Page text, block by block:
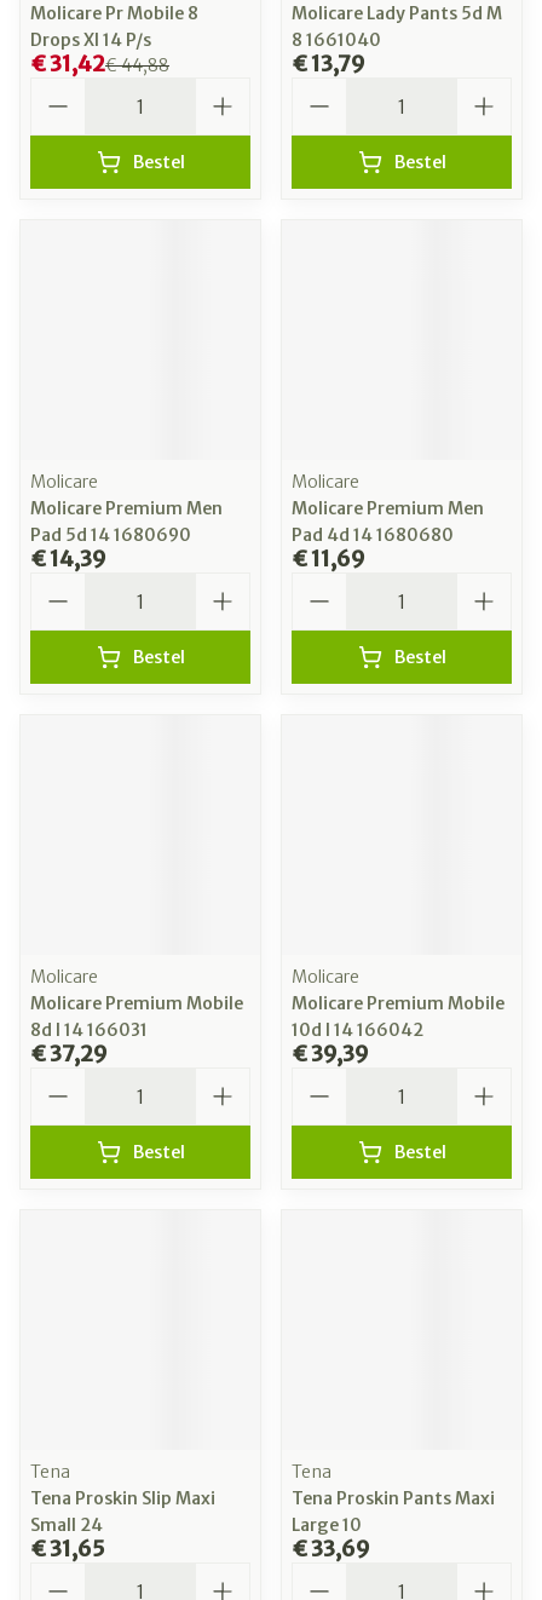
Molicare Pr Mobile 8
Drops Xl 14 P/s
€ 44,88
€ 31,42
Bestel
Molicare Lady Pants 5d M
8 1661040
€ 13,79
Bestel
Molicare
Molicare Premium Men
Pad 5d 14 1680690
€ 14,39
Bestel
Molicare
Molicare Premium Men
Pad 4d 14 1680680
€ 11,69
Bestel
Molicare
Molicare Premium Mobile
8d l 14 166031
€ 37,29
Bestel
Molicare
Molicare Premium Mobile
10d l 14 166042
€ 39,39
Bestel
Tena
Tena Proskin Slip Maxi
Small 24
€ 31,65
Tena
Tena Proskin Pants Maxi
Large 10
€ 33,69